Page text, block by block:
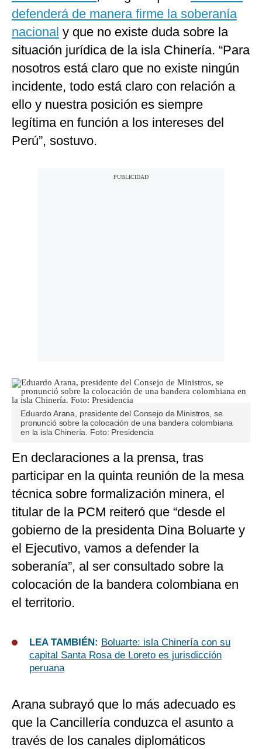
defenderá de manera firme la soberanía
nacional y que no existe duda sobre la
situación jurídica de la isla Chinería. “Para
nosotros está claro que no existe ningún
incidente, todo está claro con relación a
ello y nuestra posición es siempre
legítima en función a los intereses del
Perú”, sostuvo.
Eduardo Arana, presidente del Consejo de Ministros, se
pronunció sobre la colocación de una bandera colombiana
en la isla Chinería. Foto: Presidencia
En declaraciones a la prensa, tras
participar en la quinta reunión de la mesa
técnica sobre formalización minera, el
titular de la PCM reiteró que “desde el
gobierno de la presidenta Dina Boluarte y
el Ejecutivo, vamos a defender la
soberanía”, al ser consultado sobre la
colocación de la bandera colombiana en
el territorio.
LEA TAMBIÉN: Boluarte: isla Chinería con su
capital Santa Rosa de Loreto es jurisdicción
peruana
Arana subrayó que lo más adecuado es
que la Cancillería conduzca el asunto a
través de los canales diplomáticos